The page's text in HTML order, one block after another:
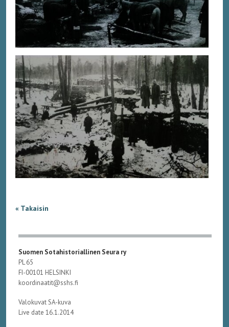
« Takaisin
Suomen Sotahistoriallinen Seura ry
PL 65
FI-00101 HELSINKI
koordinaatit@sshs.fi
Valokuvat SA-kuva
Live date 16.1.2014